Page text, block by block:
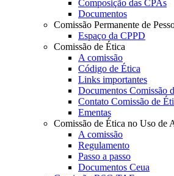
Composição das CPAs
Documentos
Comissão Permanente de
Espaço da CPPD
Comissão de Ética
A comissão
Código de Ética
Links importantes
Documentos Comissão
Contato Comissão de
Ementas
Comissão de Ética no Uso de
A comissão
Regulamento
Passo a passo
Documentos Ceua